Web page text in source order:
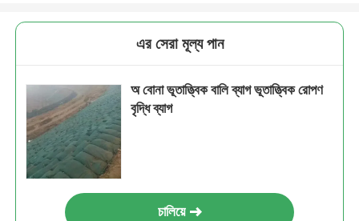
এর সেরা মূল্য পান
অ বোনা ভূতাত্ত্বিক বালি ব্যাগ ভূতাত্ত্বিক রোপণ
বৃদ্ধি ব্যাগ
চালিয়ে